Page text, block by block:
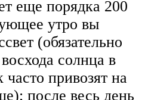
еще порядка 200
утро вы
(обязательно
солнца в
часто привозят на
после весь день